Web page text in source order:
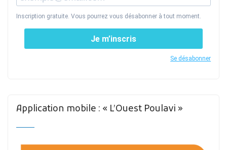
Inscription gratuite. Vous pourrez vous désabonner à tout moment.
Je m’inscris
Se désabonner
Application mobile : « L’Ouest Poulavi »